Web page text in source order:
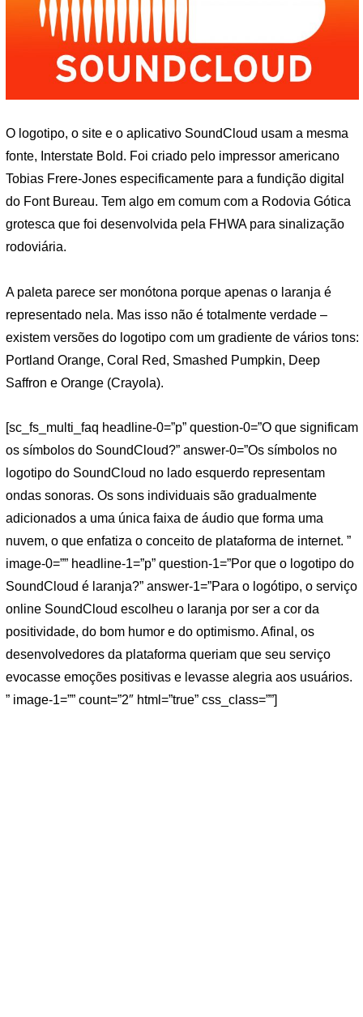
O logotipo, o site e o aplicativo SoundCloud usam a mesma
fonte, Interstate Bold. Foi criado pelo impressor americano
Tobias Frere-Jones especificamente para a fundição digital
do Font Bureau. Tem algo em comum com a Rodovia Gótica
grotesca que foi desenvolvida pela FHWA para sinalização
rodoviária.
A paleta parece ser monótona porque apenas o laranja é
representado nela. Mas isso não é totalmente verdade –
existem versões do logotipo com um gradiente de vários tons:
Portland Orange, Coral Red, Smashed Pumpkin, Deep
Saffron e Orange (Crayola).
[sc_fs_multi_faq headline-0=”p” question-0=”O que significam
os símbolos do SoundCloud?” answer-0=”Os símbolos no
logotipo do SoundCloud no lado esquerdo representam
ondas sonoras. Os sons individuais são gradualmente
adicionados a uma única faixa de áudio que forma uma
nuvem, o que enfatiza o conceito de plataforma de internet. ”
image-0=”” headline-1=”p” question-1=”Por que o logotipo do
SoundCloud é laranja?” answer-1=”Para o logótipo, o serviço
online SoundCloud escolheu o laranja por ser a cor da
positividade, do bom humor e do optimismo. Afinal, os
desenvolvedores da plataforma queriam que seu serviço
evocasse emoções positivas e levasse alegria aos usuários.
” image-1=”” count=”2″ html=”true” css_class=””]